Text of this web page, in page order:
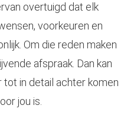
overtuigd dat elk
voorkeuren en
Om die reden maken
afspraak. Dan kan
tot in detail achter komen
jou is.